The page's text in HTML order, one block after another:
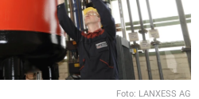
Foto: LANXESS AG